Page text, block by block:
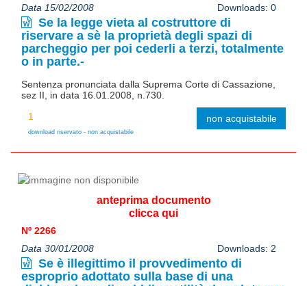
Data 15/02/2008
Downloads: 0
Se la legge vieta al costruttore di
riservare a sè la proprietà degli spazi di
parcheggio per poi cederli a terzi, totalmente
o in parte.-
Sentenza pronunciata dalla Suprema Corte di Cassazione,
sez II, in data 16.01.2008, n.730.
download riservato - non acquistabile
non acquistabile
anteprima documento
clicca qui
Nº 2266
Data 30/01/2008
Downloads: 2
Se è illegittimo il provvedimento di
esproprio adottato sulla base di una